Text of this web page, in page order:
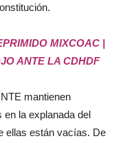
MIXCOAC |
ANTE LA CDHDF
mantienen
la explanada del
ellas están vacías. De